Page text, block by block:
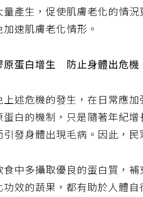
量產生，促使肌膚老化的情
速肌膚老化情形。
原蛋白增生 防止身體出危機
上述危機的發生，在日常應
蛋白的機制，只是隨著年紀
引發身體出現毛病。因此，
食中多攝取優良的蛋白質，